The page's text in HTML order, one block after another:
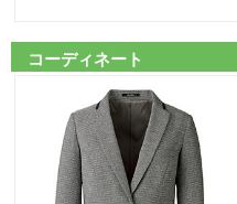
コーディネート